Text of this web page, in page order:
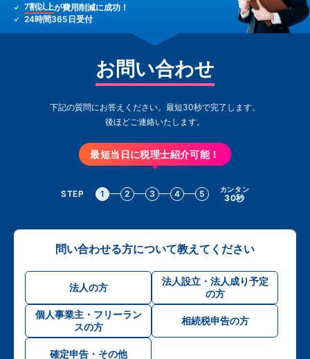
7割以上が費用削減に成功！
24時間365日受付
お問い合わせ
下記の質問にお答えください。最短30秒で完了します。
後ほどご連絡いたします。
最短当日に税理士紹介可能！
STEP 1 2 3 4 5 カンタン
30秒
問い合わせる方について教えてください
法人の方
法人設立・法人成り予定
の方
個人事業主・フリーラン
スの方
相続税申告の方
確定申告・その他